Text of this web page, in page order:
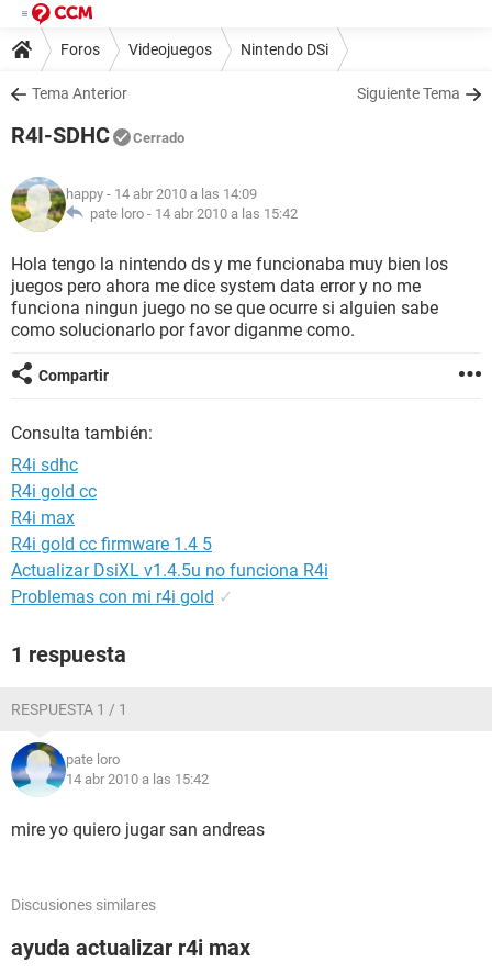
Foros Videojuegos Nintendo DSi
Tema Anterior Siguiente Tema
R4I-SDHC Cerrado
happy - 14 abr 2010 a las 14:09
pate loro - 14 abr 2010 a las 15:42
Hola tengo la nintendo ds y me funcionaba muy bien los
juegos pero ahora me dice system data error y no me
funciona ningun juego no se que ocurre si alguien sabe
como solucionarlo por favor diganme como.
Compartir
Consulta también:
R4i sdhc
R4i gold cc
R4i max
R4i gold cc firmware 1.4 5
Actualizar DsiXL v1.4.5u no funciona R4i
Problemas con mi r4i gold ✓
1 respuesta
RESPUESTA 1 / 1
pate loro
14 abr 2010 a las 15:42
mire yo quiero jugar san andreas
Discusiones similares
ayuda actualizar r4i max